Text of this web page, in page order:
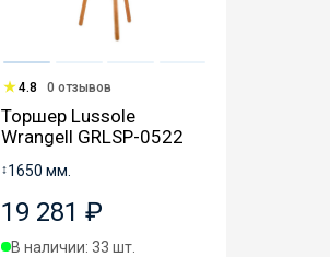
4.8 0 отзывов
Торшер Lussole
Wrangell GRLSP-0522
↕1650 мм.
19 281 ₽
В наличии: 33 шт.